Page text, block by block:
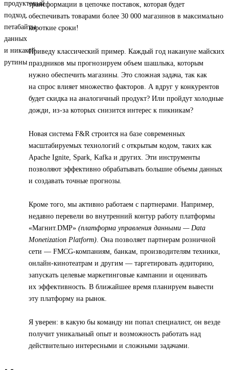
трансформации в цепочке поставок, которая будет
обеспечивать товарами более 30 000 магазинов в максимально
короткие сроки!
Приведу классический пример. Каждый год накануне майских
праздников мы прогнозируем объем шашлыка, которым
нужно обеспечить магазины. Это сложная задача, так как
на спрос влияет множество факторов. А вдруг у конкурентов
будет скидка на аналогичный продукт? Или пройдут холодные
дожди, из-за которых снизится интерес к пикникам?
Новая система F&R строится на базе современных
масштабируемых технологий с открытым кодом, таких как
Apache Ignite, Spark, Kafka и других. Эти инструменты
позволяют эффективно обрабатывать большие объемы данных
и создавать точные прогнозы.
Кроме того, мы активно работаем с партнерами. Например,
недавно перевели во внутренний контур работу платформы
«Магнит.DMP» (платформа управления данными — Data
Monetization Platform). Она позволяет партнерам розничной
сети — FMCG-компаниям, банкам, производителям техники,
онлайн-кинотеатрам и другим — таргетировать аудиторию,
запускать целевые маркетинговые кампании и оценивать
их эффективность. В ближайшее время планируем вывести
эту платформу на рынок.
Я уверен: в какую бы команду ни попал специалист, он везде
получит уникальный опыт и возможность работать над
действительно интересными и сложными задачами.